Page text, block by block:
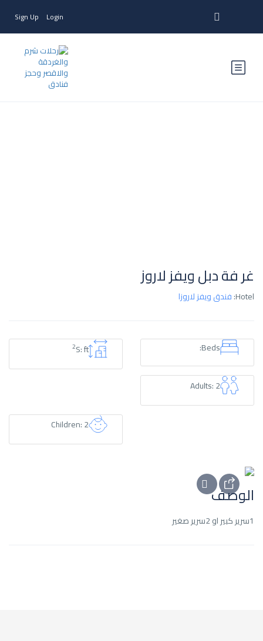
Login
Sign Up
غر فة دبل ويفز لاروز
Hotel: فندق ويفز لاروزا
S: ft
2 Beds:
Adults: 2
Children: 2
الوصف
1سرير كبير او 2سرير صغير